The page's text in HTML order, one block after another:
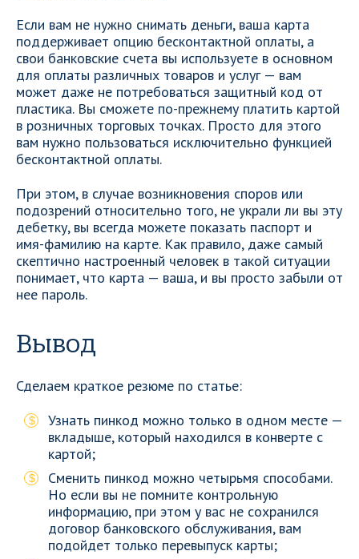
Если вам не нужно снимать деньги, ваша карта
поддерживает опцию бесконтактной оплаты, а
свои банковские счета вы используете в основном
для оплаты различных товаров и услуг — вам
может даже не потребоваться защитный код от
пластика. Вы сможете по-прежнему платить картой
в розничных торговых точках. Просто для этого
вам нужно пользоваться исключительно функцией
бесконтактной оплаты.
При этом, в случае возникновения споров или
подозрений относительно того, не украли ли вы эту
дебетку, вы всегда можете показать паспорт и
имя-фамилию на карте. Как правило, даже самый
скептично настроенный человек в такой ситуации
понимает, что карта — ваша, и вы просто забыли от
нее пароль.
Вывод
Сделаем краткое резюме по статье:
Узнать пинкод можно только в одном месте —
вкладыше, который находился в конверте с
картой;
Сменить пинкод можно четырьмя способами.
Но если вы не помните контрольную
информацию, при этом у вас не сохранился
договор банковского обслуживания, вам
подойдет только перевыпуск карты;